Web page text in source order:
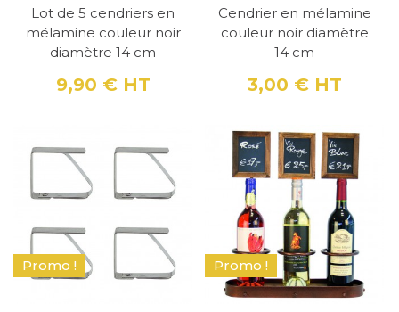
Lot de 5 cendriers en
mélamine couleur noir
diamètre 14 cm
Prix
9,90 € HT
Cendrier en mélamine
couleur noir diamètre
14 cm
Prix
3,00 € HT
Promo ! Promo !